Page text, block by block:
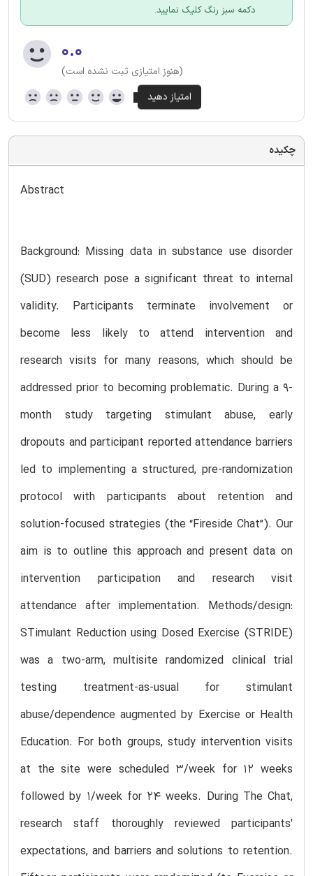
دکمه سبز رنگ کلیک نمایید.
۰.۰
(هنوز امتیازی ثبت نشده است)
چکیده
Abstract
Background: Missing data in substance use disorder
(SUD) research pose a significant threat to internal
validity. Participants terminate involvement or
become less likely to attend intervention and
research visits for many reasons, which should be
addressed prior to becoming problematic. During a 9-
month study targeting stimulant abuse, early
dropouts and participant reported attendance barriers
led to implementing a structured, pre-randomization
protocol with participants about retention and
solution-focused strategies (the “Fireside Chat”). Our
aim is to outline this approach and present data on
intervention participation and research visit
attendance after implementation. Methods/design:
STimulant Reduction using Dosed Exercise (STRIDE)
was a two-arm, multisite randomized clinical trial
testing treatment-as-usual for stimulant
abuse/dependence augmented by Exercise or Health
Education. For both groups, study intervention visits
at the site were scheduled 3/week for 12 weeks
followed by 1/week for 24 weeks. During The Chat,
research staff thoroughly reviewed participants'
expectations, and barriers and solutions to retention.